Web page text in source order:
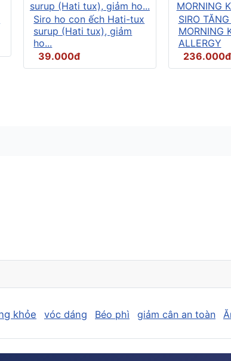
Siro ho con ếch Hati-tux
surup (Hati tux), giảm
ho...
39.000đ
SIRO
MORNING
ALLERGY
236.000đ
khỏe vóc dáng Béo phì giảm cân an toàn